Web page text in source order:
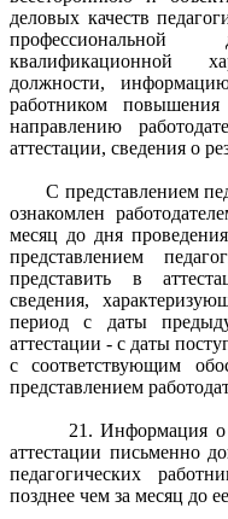
деловых качеств
квалификационной
должности,
работником
направлению
аттестации, сведения о
С представлением
ознакомлен
месяц до дня
представлением
представить в
сведения,
период с даты
аттестации - с даты
с соответствующим
представлением
21. Информация о
аттестации письменно
педагогических
позднее чем за месяц до